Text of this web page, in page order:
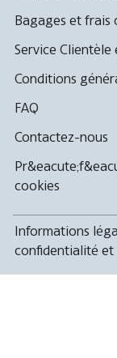
Bagages et frais
Service Clientèle
Conditions
FAQ
Contactez-nous
cookies
Informations
confidentialité